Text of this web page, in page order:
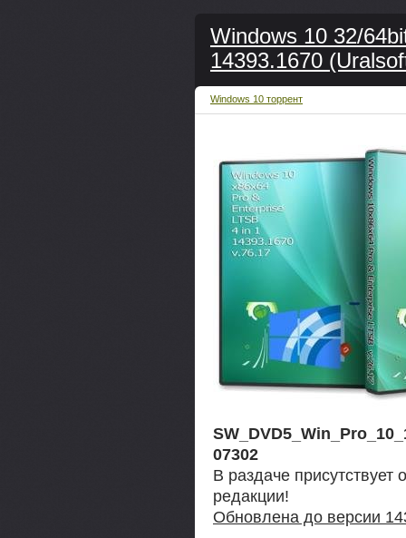
Windows 10 32/
14393.1670
Windows 10 торрент
07302
В раздаче
редакции!
Обновлена до версии